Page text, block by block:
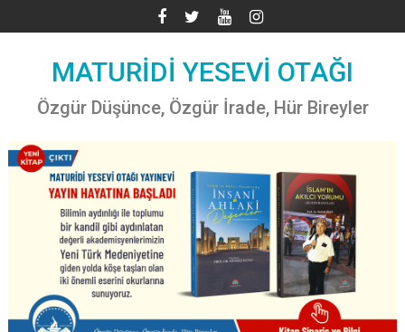
to
MATURİDİ YESEVİ OTAĞI
Özgür Düşünce, Özgür İrade, Hür Bireyler